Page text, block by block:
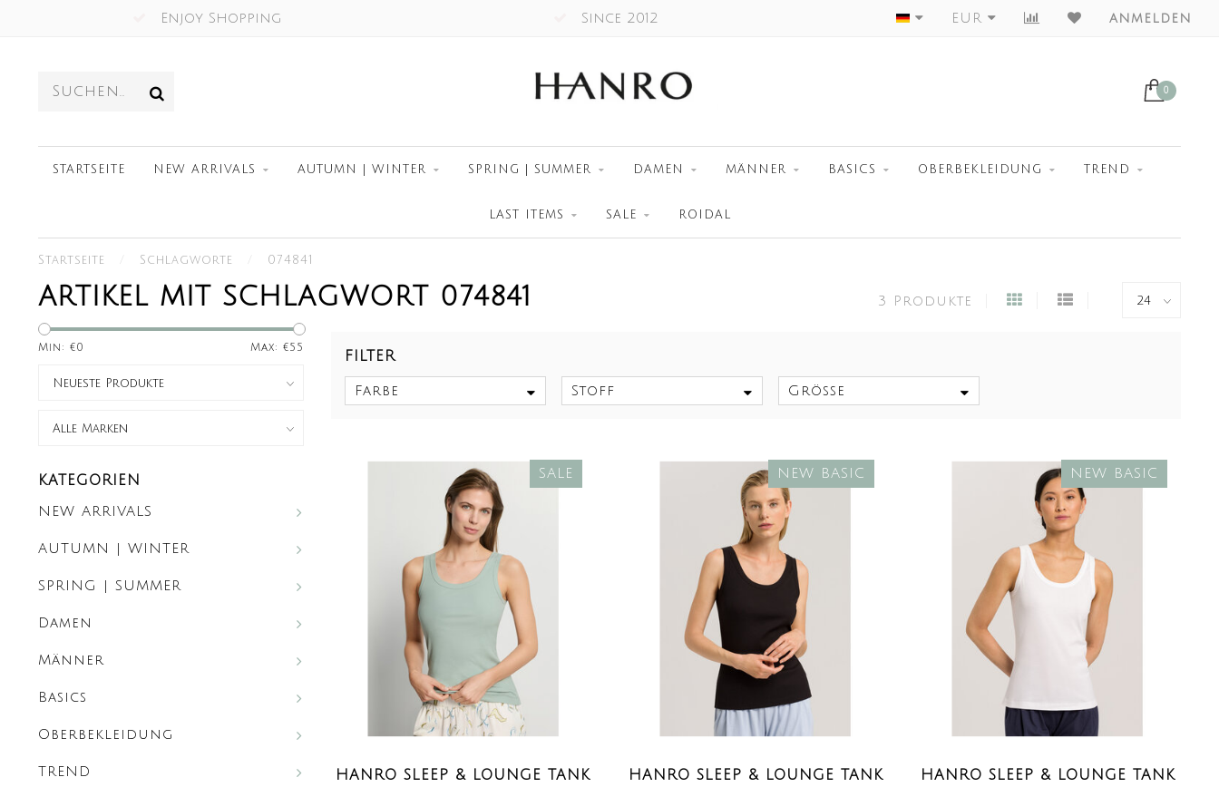
Enjoy Shopping Since 2012 Worldwide Shipment
EUR anmelden
0
STARTSEITE NEW ARRIVALS AUTUMN | WINTER SPRING | SUMMER DAMEN MÄNNER BASICS OBERBEKLEIDUNG TREND
LAST ITEMS SALE ROIDAL
Startseite Schlagworte 074841
ARTIKEL MIT SCHLAGWORT 074841 3 Produkte
Min: €0 Max: €55
KATEGORIEN
NEW ARRIVALS
AUTUMN | WINTER
SPRING | SUMMER
Damen
Männer
Basics
Oberbekleidung
TREND
FILTER
Farbe Stoff Größe
SALE
HANRO SLEEP & LOUNGE TANK
NEW BASIC
HANRO SLEEP & LOUNGE TANK
NEW BASIC
HANRO SLEEP & LOUNGE TANK